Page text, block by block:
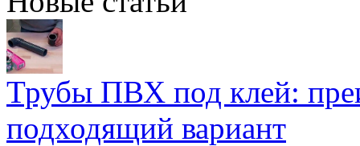
Трубы ПВХ под клей:
подходящий вариант